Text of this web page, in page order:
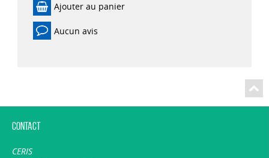
Ajouter au panier
Aucun avis
Contact
CERIS